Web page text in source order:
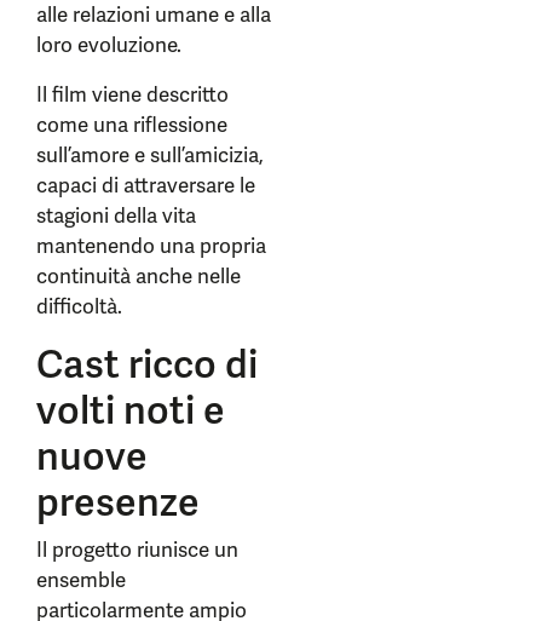
alle relazioni umane e alla
loro evoluzione.
Il film viene descritto
come una riflessione
sull’amore e sull’amicizia,
capaci di attraversare le
stagioni della vita
mantenendo una propria
continuità anche nelle
difficoltà.
Cast ricco di
volti noti e
nuove
presenze
Il progetto riunisce un
ensemble
particolarmente ampio